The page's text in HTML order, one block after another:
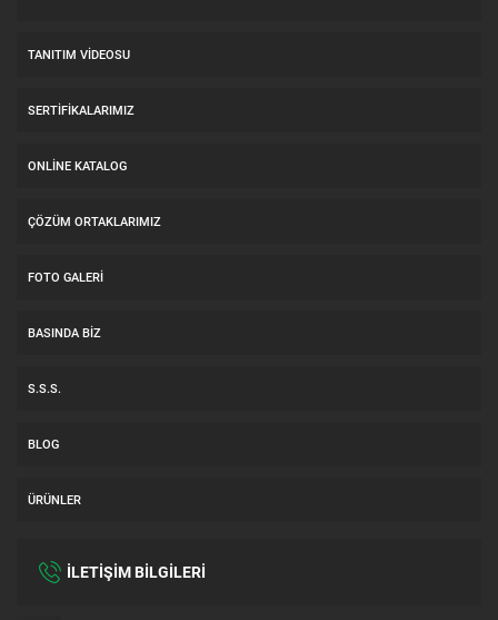
TANITIM VIDEOSU
SERTIFIKALARIMIZ
ONLINE KATALOG
ÇÖZÜM ORTAKLARIMIZ
FOTO GALERI
BASINDA BIZ
S.S.S.
BLOG
ÜRÜNLER
İLETİŞİM BİLGİLERİ